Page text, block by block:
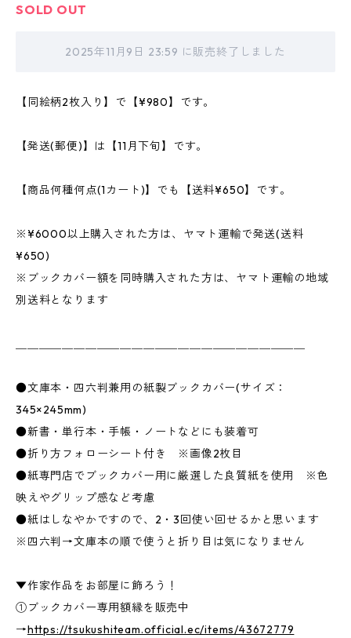
SOLD OUT
2025年11月9日 23:59 に販売終了しました
【同絵柄2枚入り】で【¥980】です。
【発送(郵便)】は【11月下旬】です。
【商品何種何点(1カート)】でも【送料¥650】です。
※¥6000以上購入された方は、ヤマト運輸で発送(送料
¥650)
※ブックカバー額を同時購入された方は、ヤマト運輸の地域
別送料となります
●文庫本・四六判兼用の紙製ブックカバー(サイズ：
345×245mm)
●新書・単行本・手帳・ノートなどにも装着可
●折り方フォローシート付き ※画像2枚目
●紙専門店でブックカバー用に厳選した良質紙を使用 ※色
映えやグリップ感など考慮
●紙はしなやかですので、2・3回使い回せるかと思います
※四六判→文庫本の順で使うと折り目は気になりません
▼作家作品をお部屋に飾ろう！
①ブックカバー専用額縁を販売中
→https://tsukushiteam.official.ec/items/43672779